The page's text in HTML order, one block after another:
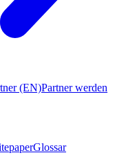
(EN)Partner werden
Glossar